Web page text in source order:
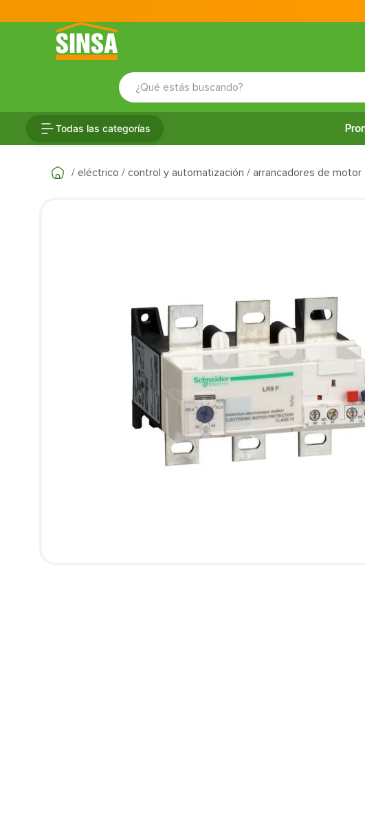
¿Qué estás buscando?
Todas las categorías
eléctrico control y automatización arrancadores de
azulejo
puerta
pantry